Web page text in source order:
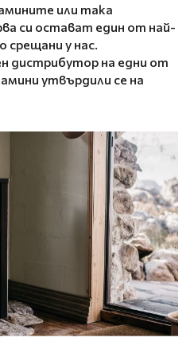
или така
си остават един от най-
срещани у нас.
дистрибутор на едни от
утвърдили се на